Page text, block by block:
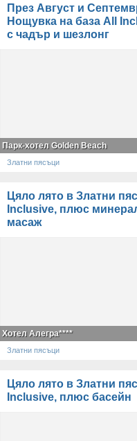
През Август и
Нощувка на база All
с чадър и шезлонг
Парк-хотел Golden Beach
Златни пясъци
Цяло лято в Златни
Inclusive, плюс
масаж
Хотел Алегра****
Златни пясъци
Цяло лято в Златни
Inclusive, плюс басейн